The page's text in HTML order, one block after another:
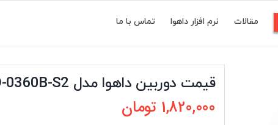
مقالات نرم افزار داهوا تماس با ما
قیمت دوربین داهوا مدل HAC-HFW1209CMP-LED-0360B-S2
1,820,000 تومان